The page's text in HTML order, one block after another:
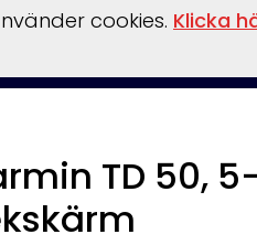
TD 50,
cookies. Klicka